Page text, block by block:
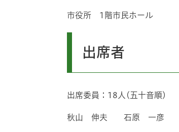
市役所 1階市民ホール
出席者
出席委員：18人(五十音順)
秋山 伸夫 石原 一彦